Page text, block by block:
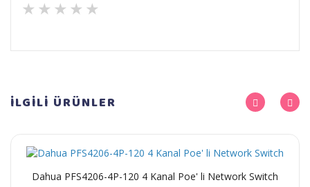
İLGİLİ ÜRÜNLER
Dahua PFS4206-4P-120 4 Kanal Poe' li Network Switch